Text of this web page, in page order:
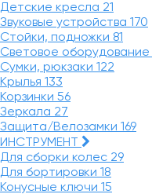
Детские кресла 21
Звуковые устройства 170
Стойки, подножки 81
Световое оборудование
Сумки, рюкзаки 122
Крылья 133
Корзинки 56
Зеркала 27
Защита/Велозамки 169
ИНСТРУМЕНТ
Для сборки колес 29
Для бортировки 18
Конусные ключи 15